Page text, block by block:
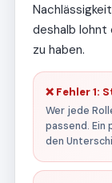
deshalb lohnt
zu haben.
❌ Fehler 1:
Wer jede
passend. Ein
den